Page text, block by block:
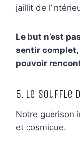
jaillit de
Le but n’est
sentir complet,
pouvoir
5. Le Souffle
Notre guérison
et cosmique.